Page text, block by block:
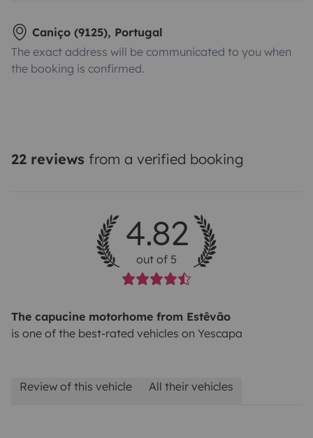
Caniço (9125), Portugal
The exact address will be communicated to you when
the booking is confirmed.
22 reviews from a verified booking
4.82
out of 5
The capucine motorhome from Estêvão
is one of the best-rated vehicles on Yescapa
Review of this vehicle All their vehicles